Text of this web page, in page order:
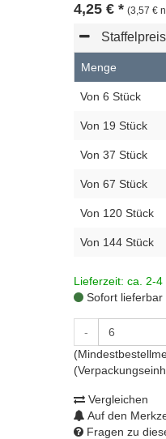
4,25 € * (3,57 €
Menge
Von 6 Stück
Von 19 Stück
Von 37 Stück
Von 67 Stück
Von 120 Stück
Von 144 Stück
Lieferzeit: ca. 2-4
Sofort lieferbar
-
Vergleichen
Auf den
Fragen zu